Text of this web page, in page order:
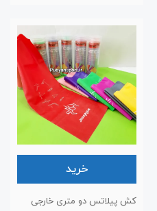
خرید
کش پیلاتس دو متری خارجی